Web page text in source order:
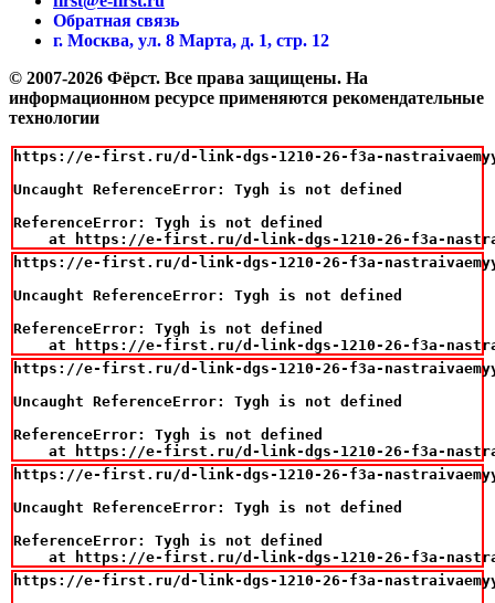
Обратная связь
г. Москва, ул. 8 Марта, д. 1, стр. 12
© 2007-2026 Фёрст. Все права защищены. На
информационном ресурсе применяются рекомендательные
технологии
https://e-first.ru/d-link-dgs-1210-26-f3a-nastraivaemyy-
Uncaught ReferenceError: Tygh is not defined
ReferenceError: Tygh is not defined
at https://e-first.ru/d-link-dgs-1210-26-f3a-
https://e-first.ru/d-link-dgs-1210-26-f3a-nastraivaemyy-
Uncaught ReferenceError: Tygh is not defined
ReferenceError: Tygh is not defined
at https://e-first.ru/d-link-dgs-1210-26-f3a-
https://e-first.ru/d-link-dgs-1210-26-f3a-nastraivaemyy-
Uncaught ReferenceError: Tygh is not defined
ReferenceError: Tygh is not defined
at https://e-first.ru/d-link-dgs-1210-26-f3a-
https://e-first.ru/d-link-dgs-1210-26-f3a-nastraivaemyy-
Uncaught ReferenceError: Tygh is not defined
ReferenceError: Tygh is not defined
at https://e-first.ru/d-link-dgs-1210-26-f3a-
https://e-first.ru/d-link-dgs-1210-26-f3a-nastraivaemyy-